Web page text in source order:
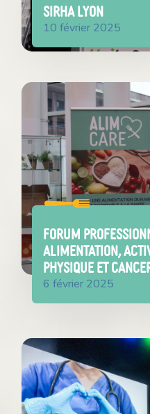
SIRHA LYON
10 février 2025
Forum
alimentation,
physique et
6 février 2025